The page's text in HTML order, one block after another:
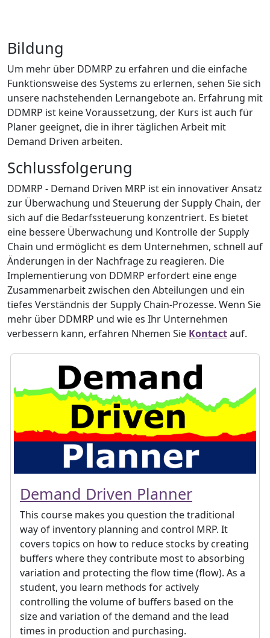
Bildung
Um mehr über DDMRP zu erfahren und die einfache
Funktionsweise des Systems zu erlernen, sehen Sie sich
unsere nachstehenden Lernangebote an. Erfahrung mit
DDMRP ist keine Voraussetzung, der Kurs ist auch für
Planer geeignet, die in ihrer täglichen Arbeit mit
Demand Driven arbeiten.
Schlussfolgerung
DDMRP - Demand Driven MRP ist ein innovativer Ansatz
zur Überwachung und Steuerung der Supply Chain, der
sich auf die Bedarfssteuerung konzentriert. Es bietet
eine bessere Überwachung und Kontrolle der Supply
Chain und ermöglicht es dem Unternehmen, schnell auf
Änderungen in der Nachfrage zu reagieren. Die
Implementierung von DDMRP erfordert eine enge
Zusammenarbeit zwischen den Abteilungen und ein
tiefes Verständnis der Supply Chain-Prozesse. Wenn Sie
mehr über DDMRP und wie es Ihr Unternehmen
verbessern kann, erfahren Nhemen Sie Kontactauf.
Demand Driven Planner
This course makes you question the traditional
way of inventory planning and control MRP. It
covers topics on how to reduce stocks by creating
buffers where they contribute most to absorbing
variation and protecting the flow time (flow). As a
student, you learn methods for actively
controlling the volume of buffers based on the
size and variation of the demand and the lead
times in production and purchasing.